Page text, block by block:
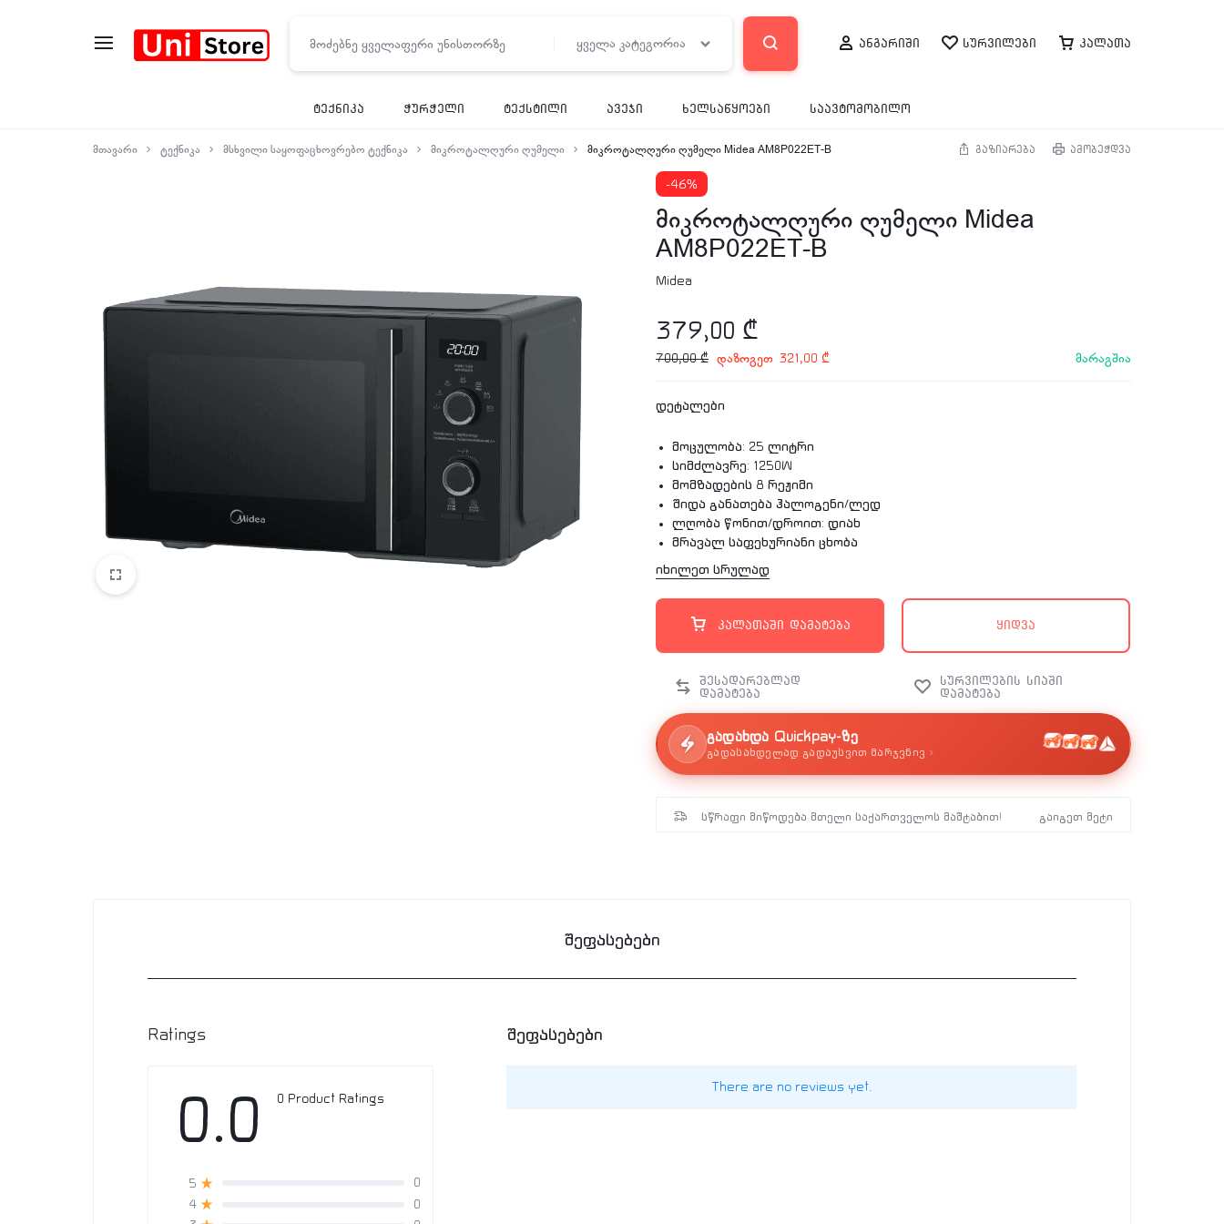
ყველა კატეგორია ანგარიში სურვილები კალათა
ტექნიკა ჭურჭელი ტექსტილი ავეჯი ხელსაწყოები საავტომობილო
მთავარი ტექნიკა მსხვილი საყოფაცხოვრებო ტექნიკა მიკროტალღური ღუმელი მიკროტალღური ღუმელი Midea AM8P022ET-B გაზიარება ამობეჭდვა
-46%
მიკროტალღური ღუმელი Midea
AM8P022ET-B
Midea
379,00 ₾
700,00₾ დაზოგეთ 321,00₾ მარაგშია
დეტალები
მოცულობა: 25 ლიტრი
სიმძლავრე: 1250W
მომზადების 8 რეჟიმი
შიდა განათება ჰალოგენი/ლედ
ლღობა წონით/დროით: დიახ
მრავალ საფეხურიანი ცხობა
გარანტია: 2 წელი
იხილეთ სრულად
კალათაში დამატება ყიდვა
გადახდა Quickpay-ზე
გადასახდელად გადაუსვით მარჯვნივ
სწრაფი მიწოდება მთელი საქართველოს მაშტაბით! გაიგეთ მეტი
შეფასებები
Ratings
0.0 0 Product Ratings
5
0
4
0
შეფასებები
There are no reviews yet.